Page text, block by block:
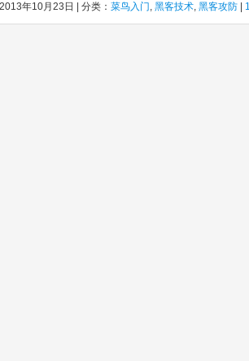
年10月23日 | 分类： 菜鸟入门, 黑客技术, 黑客攻防